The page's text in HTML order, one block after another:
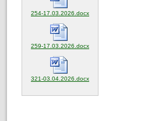
254-17.03.2026.docx(отваря се в нов прозорец)
259-17.03.2026.docx(отваря се в нов прозорец)
321-03.04.2026.docx(отваря се в нов прозорец)